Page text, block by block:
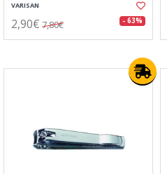
VARISAN
2,90€ 7,80€ - 63%